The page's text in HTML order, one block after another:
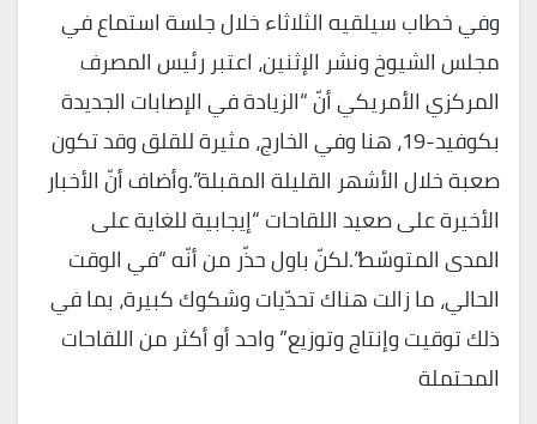
وفي خطاب سيلقيه الثلاثاء خلال جلسة استماع في
مجلس الشيوخ ونشر الإثنين، اعتبر رئيس المصرف
المركزي الأمريكي أنّ “الزيادة في الإصابات الجديدة
بكوفيد-19، هنا وفي الخارج، مثيرة للقلق وقد تكون
صعبة خلال الأشهر القليلة المقبلة”.وأضاف أنّ الأخبار
الأخيرة على صعيد اللقاحات “إيجابية للغاية على
المدى المتوسّط”.لكنّ باول حذّر من أنّه “في الوقت
الحالي، ما زالت هناك تحدّيات وشكوك كبيرة، بما في
ذلك توقيت وإنتاج وتوزيع” واحد أو أكثر من اللقاحات
المحتملة